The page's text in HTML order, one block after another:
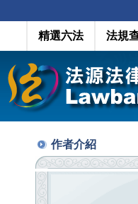
精選六法 法規
作者介紹